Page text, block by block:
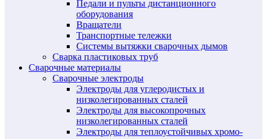
Педали и пульты дистанционного
оборудования
Вращатели
Транспортные тележки
Системы вытяжки сварочных дымов
Сварка пластиковых труб
Сварочные материалы
Сварочные электроды
Электроды для углеродистых и
низколегированных сталей
Электроды для высокопрочных
низколегированных сталей
Электроды для теплоустойчивых хромо-